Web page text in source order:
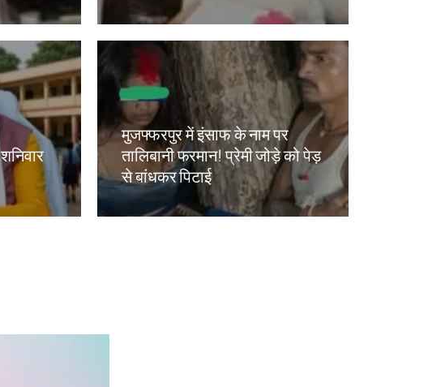
Amit Lekh
मुजफ्फरपुर में इंसाफ के नाम पर
तालिबानी फरमान! प्रेमी जोड़े को पेड़
से बांधकर पिटाई
Amit Lekh